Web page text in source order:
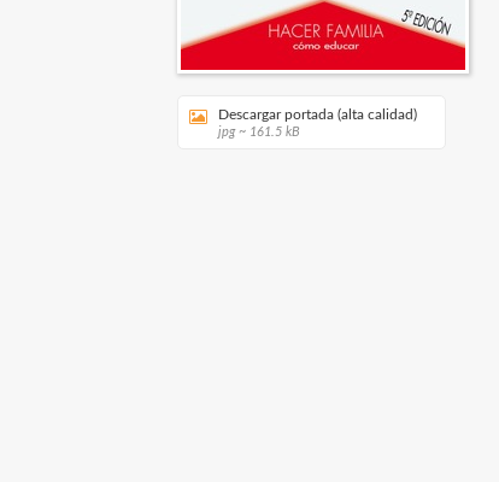
Descargar portada (alta calidad)
jpg ~ 161.5 kB